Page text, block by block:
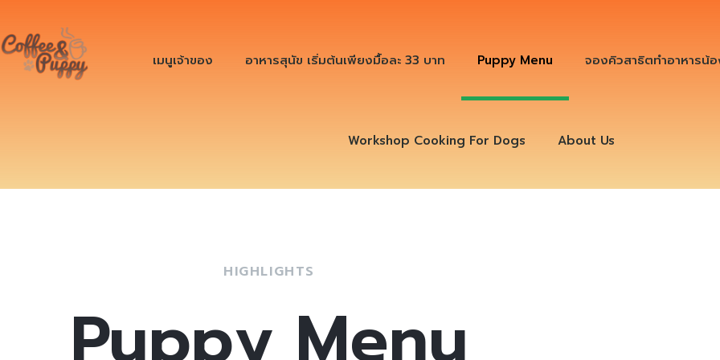
เมนูเจ้าของ อาหารสุนัข เริ่มต้นเพียงมื้อละ 33 บาท Puppy Menu จองคิวสาธิตทำอาหารน้
Workshop Cooking For Dogs About Us
HIGHLIGHTS
Puppy Menu